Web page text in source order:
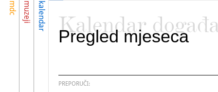
mdc muzeji kalendar Kalendar
Pregled mjeseca
PREPORUČI: